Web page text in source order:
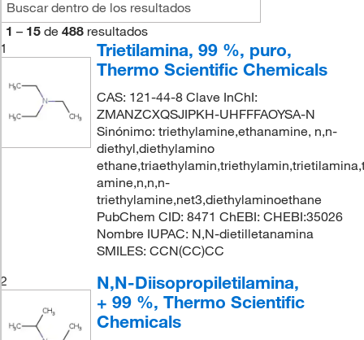
1 – 15 de 488 resultados
1
Trietilamina, 99 %, puro,
Thermo Scientific Chemicals
CAS: 121-44-8 Clave InChI:
ZMANZCXQSJIPKH-UHFFFAOYSA-N
Sinónimo: triethylamine,ethanamine, n,n-
diethyl,diethylamino
amine,n,n,n-
triethylamine,net3,diethylaminoethane
PubChem CID: 8471 ChEBI: CHEBI:35026
Nombre IUPAC: N,N-dietilletanamina
SMILES: CCN(CC)CC
2
N,N-Diisopropiletilamina,
+ 99 %, Thermo Scientific
Chemicals